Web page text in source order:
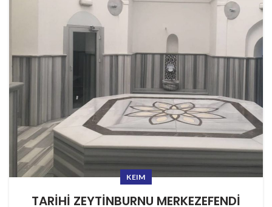
KEIM
TARİHİ ZEYTİNBURNU MERKEZEFENDİ